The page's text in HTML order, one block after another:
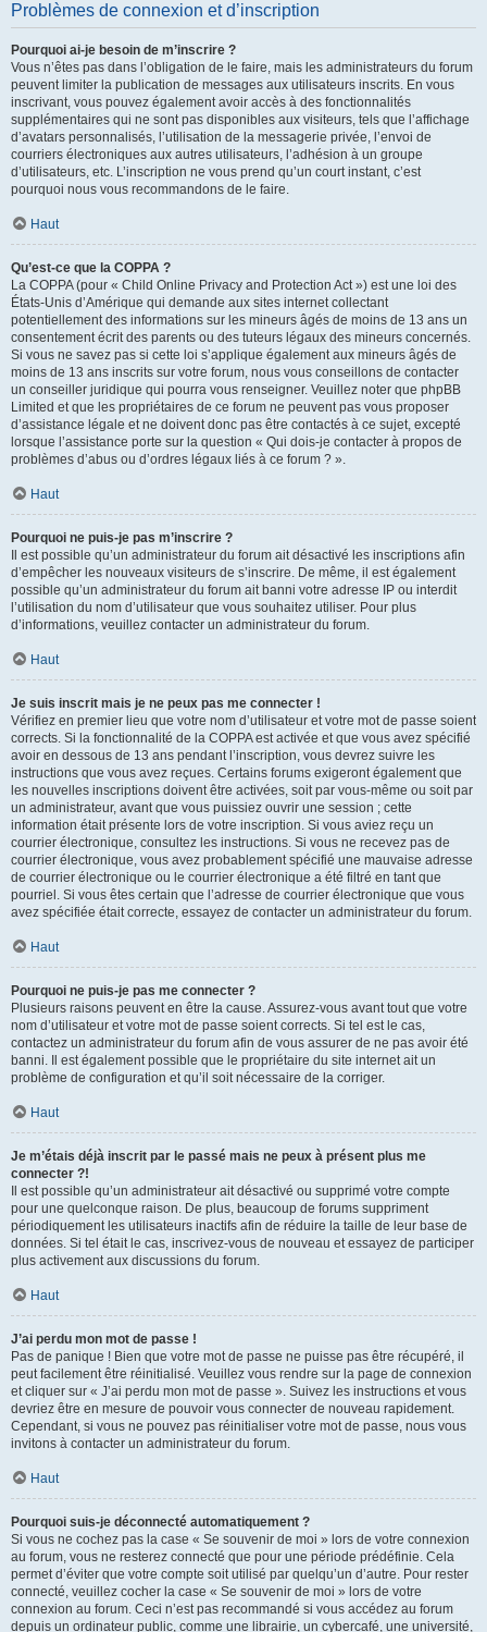
Problèmes de connexion et d’inscription
Pourquoi ai-je besoin de m’inscrire ?
Vous n’êtes pas dans l’obligation de le faire, mais les administrateurs du forum
peuvent limiter la publication de messages aux utilisateurs inscrits. En vous
inscrivant, vous pouvez également avoir accès à des fonctionnalités
supplémentaires qui ne sont pas disponibles aux visiteurs, tels que l’affichage
d’avatars personnalisés, l’utilisation de la messagerie privée, l’envoi de
courriers électroniques aux autres utilisateurs, l’adhésion à un groupe
d’utilisateurs, etc. L’inscription ne vous prend qu’un court instant, c’est
pourquoi nous vous recommandons de le faire.
Haut
Qu’est-ce que la COPPA ?
La COPPA (pour « Child Online Privacy and Protection Act ») est une loi des
États-Unis d’Amérique qui demande aux sites internet collectant
potentiellement des informations sur les mineurs âgés de moins de 13 ans un
consentement écrit des parents ou des tuteurs légaux des mineurs concernés.
Si vous ne savez pas si cette loi s’applique également aux mineurs âgés de
moins de 13 ans inscrits sur votre forum, nous vous conseillons de contacter
un conseiller juridique qui pourra vous renseigner. Veuillez noter que phpBB
Limited et que les propriétaires de ce forum ne peuvent pas vous proposer
d’assistance légale et ne doivent donc pas être contactés à ce sujet, excepté
lorsque l’assistance porte sur la question « Qui dois-je contacter à propos de
problèmes d’abus ou d’ordres légaux liés à ce forum ? ».
Haut
Pourquoi ne puis-je pas m’inscrire ?
Il est possible qu’un administrateur du forum ait désactivé les inscriptions afin
d’empêcher les nouveaux visiteurs de s’inscrire. De même, il est également
possible qu’un administrateur du forum ait banni votre adresse IP ou interdit
l’utilisation du nom d’utilisateur que vous souhaitez utiliser. Pour plus
d’informations, veuillez contacter un administrateur du forum.
Haut
Je suis inscrit mais je ne peux pas me connecter !
Vérifiez en premier lieu que votre nom d’utilisateur et votre mot de passe soient
corrects. Si la fonctionnalité de la COPPA est activée et que vous avez spécifié
avoir en dessous de 13 ans pendant l’inscription, vous devrez suivre les
instructions que vous avez reçues. Certains forums exigeront également que
les nouvelles inscriptions doivent être activées, soit par vous-même ou soit par
un administrateur, avant que vous puissiez ouvrir une session ; cette
information était présente lors de votre inscription. Si vous aviez reçu un
courrier électronique, consultez les instructions. Si vous ne recevez pas de
courrier électronique, vous avez probablement spécifié une mauvaise adresse
de courrier électronique ou le courrier électronique a été filtré en tant que
pourriel. Si vous êtes certain que l’adresse de courrier électronique que vous
avez spécifiée était correcte, essayez de contacter un administrateur du forum.
Haut
Pourquoi ne puis-je pas me connecter ?
Plusieurs raisons peuvent en être la cause. Assurez-vous avant tout que votre
nom d’utilisateur et votre mot de passe soient corrects. Si tel est le cas,
contactez un administrateur du forum afin de vous assurer de ne pas avoir été
banni. Il est également possible que le propriétaire du site internet ait un
problème de configuration et qu’il soit nécessaire de la corriger.
Haut
Je m’étais déjà inscrit par le passé mais ne peux à présent plus me
connecter ?!
Il est possible qu’un administrateur ait désactivé ou supprimé votre compte
pour une quelconque raison. De plus, beaucoup de forums suppriment
périodiquement les utilisateurs inactifs afin de réduire la taille de leur base de
données. Si tel était le cas, inscrivez-vous de nouveau et essayez de participer
plus activement aux discussions du forum.
Haut
J’ai perdu mon mot de passe !
Pas de panique ! Bien que votre mot de passe ne puisse pas être récupéré, il
peut facilement être réinitialisé. Veuillez vous rendre sur la page de connexion
et cliquer sur « J’ai perdu mon mot de passe ». Suivez les instructions et vous
devriez être en mesure de pouvoir vous connecter de nouveau rapidement.
Cependant, si vous ne pouvez pas réinitialiser votre mot de passe, nous vous
invitons à contacter un administrateur du forum.
Haut
Pourquoi suis-je déconnecté automatiquement ?
Si vous ne cochez pas la case « Se souvenir de moi » lors de votre connexion
au forum, vous ne resterez connecté que pour une période prédéfinie. Cela
permet d’éviter que votre compte soit utilisé par quelqu’un d’autre. Pour rester
connecté, veuillez cocher la case « Se souvenir de moi » lors de votre
connexion au forum. Ceci n’est pas recommandé si vous accédez au forum
depuis un ordinateur public, comme une librairie, un cybercafé, une université,